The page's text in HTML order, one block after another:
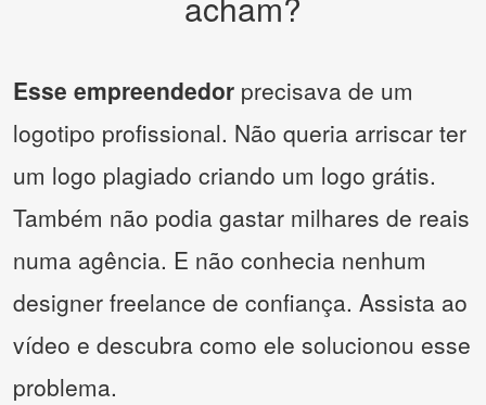
Esse empreendedor precisava de um
logotipo profissional. Não queria arriscar ter
um logo plagiado criando um logo grátis.
Também não podia gastar milhares de reais
numa agência. E não conhecia nenhum
designer freelance de confiança. Assista ao
vídeo e descubra como ele solucionou esse
problema.